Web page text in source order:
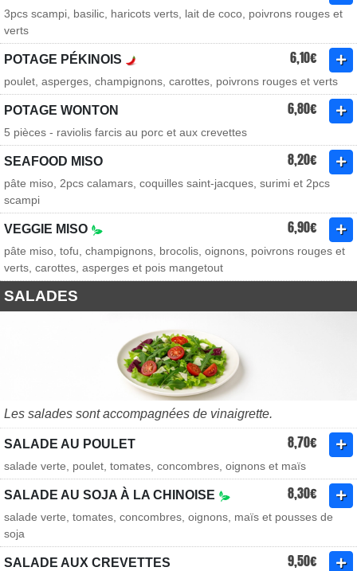
3pcs scampi, basilic, haricots verts, lait de coco, poivrons rouges et
verts
POTAGE PÉKINOIS 6,10€
poulet, asperges, champignons, carottes, poivrons rouges et verts
POTAGE WONTON 6,80€
5 pièces - raviolis farcis au porc et aux crevettes
SEAFOOD MISO 8,20€
pâte miso, 2pcs calamars, coquilles saint-jacques, surimi et 2pcs
scampi
VEGGIE MISO 6,90€
pâte miso, tofu, champignons, brocolis, oignons, poivrons rouges et
verts, carottes, asperges et pois mangetout
SALADES
Les salades sont accompagnées de vinaigrette.
SALADE AU POULET 8,70€
salade verte, poulet, tomates, concombres, oignons et maïs
SALADE AU SOJA À LA CHINOISE 8,30€
salade verte, tomates, concombres, oignons, maïs et pousses de
soja
SALADE AUX CREVETTES 9,50€